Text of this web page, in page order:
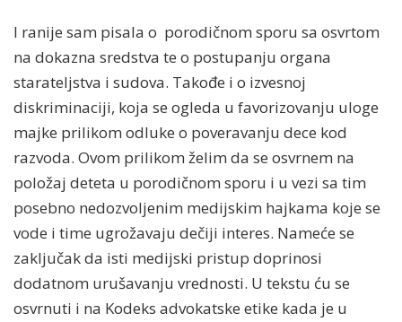
I ranije sam pisala o porodičnom sporu sa osvrtom
na dokazna sredstva te o postupanju organa
starateljstva i sudova. Takođe i o izvesnoj
diskriminaciji, koja se ogleda u favorizovanju uloge
majke prilikom odluke o poveravanju dece kod
razvoda. Ovom prilikom želim da se osvrnem na
položaj deteta u porodičnom sporu i u vezi sa tim
posebno nedozvoljenim medijskim hajkama koje se
vode i time ugrožavaju dečiji interes. Nameće se
zaključak da isti medijski pristup doprinosi
dodatnom urušavanju vrednosti. U tekstu ću se
osvrnuti i na Kodeks advokatske etike kada je u